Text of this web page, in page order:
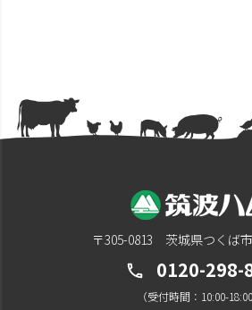
〒305-0813 茨城県つくば
call 0120-298-
（受付時間：10:00-18:00